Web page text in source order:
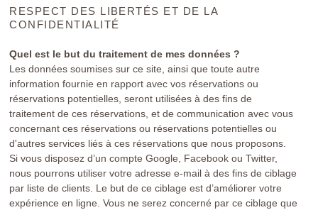
RESPECT DES LIBERTÉS ET DE LA
CONFIDENTIALITÉ
Quel est le but du traitement de mes données ?
Les données soumises sur ce site, ainsi que toute autre
information fournie en rapport avec vos réservations ou
réservations potentielles, seront utilisées à des fins de
traitement de ces réservations, et de communication avec vous
concernant ces réservations ou réservations potentielles ou
d'autres services liés à ces réservations que nous proposons.
Si vous disposez d’un compte Google, Facebook ou Twitter,
nous pourrons utiliser votre adresse e-mail à des fins de ciblage
par liste de clients. Le but de ce ciblage est d’améliorer votre
expérience en ligne. Vous ne serez concerné par ce ciblage que